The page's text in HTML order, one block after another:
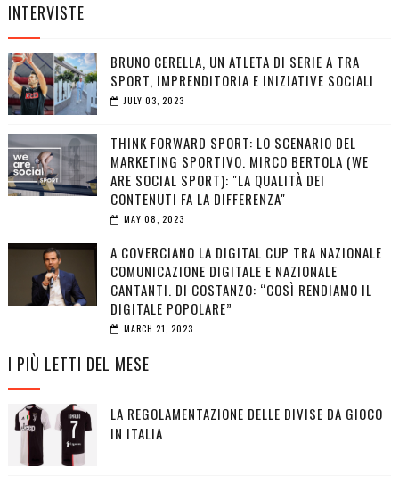
INTERVISTE
BRUNO CERELLA, UN ATLETA DI SERIE A TRA
SPORT, IMPRENDITORIA E INIZIATIVE SOCIALI
JULY 03, 2023
THINK FORWARD SPORT: LO SCENARIO DEL
MARKETING SPORTIVO. MIRCO BERTOLA (WE
ARE SOCIAL SPORT): "LA QUALITÀ DEI
CONTENUTI FA LA DIFFERENZA"
MAY 08, 2023
A COVERCIANO LA DIGITAL CUP TRA NAZIONALE
COMUNICAZIONE DIGITALE E NAZIONALE
CANTANTI. DI COSTANZO: “COSÌ RENDIAMO IL
DIGITALE POPOLARE”
MARCH 21, 2023
I PIÙ LETTI DEL MESE
LA REGOLAMENTAZIONE DELLE DIVISE DA GIOCO
IN ITALIA